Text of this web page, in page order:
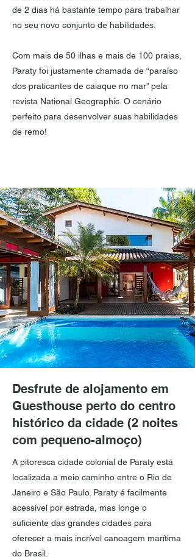
de 2 dias há bastante tempo para trabalhar
no seu novo conjunto de habilidades.
Com mais de 50 ilhas e mais de 100 praias,
Paraty foi justamente chamada de “paraíso
dos praticantes de caiaque no mar” pela
revista National Geographic. O cenário
perfeito para desenvolver suas habilidades
de remo!
Desfrute de alojamento em
Guesthouse perto do centro
histórico da cidade (2 noites
com pequeno-almoço)
A pitoresca cidade colonial de Paraty está
localizada a meio caminho entre o Rio de
Janeiro e São Paulo. Paraty é facilmente
acessível por estrada, mas longe o
suficiente das grandes cidades para
oferecer a mais incrível canoagem marítima
do Brasil.